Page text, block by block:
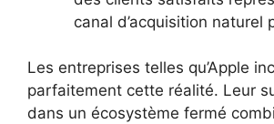
canal d’acquisition naturel
Les entreprises telles qu’Apple
parfaitement cette réalité. Leur
dans un écosystème fermé